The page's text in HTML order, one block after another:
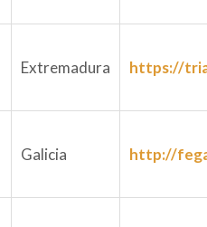
Extremadura https://
Galicia http://